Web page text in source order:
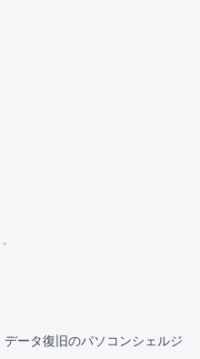
ータ復旧のパソコンシェルジ